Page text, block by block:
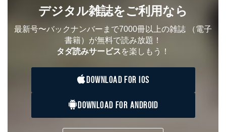
SNS公式アカウン
トに登録された方
の個人情報
当社のサービス利用状況の把握お
お問い合わせ対応、トラブル対
処、オペレーター教育など応対品
質向上のため
ー等にて公表する利用目的達成の
ため
※上記の利用目的のうちNo.1～5については保有個人デ
ータ（開示対象個人情報）の利用目的であり、下記4.の
開示等のご請求に対応させていただきます。
なお、6、7については、パートナー（提携企業）様又は
各SNS運営会社様にご請求いただきますようお願い致し
デジタル雑誌をご利用なら
最新号〜バックナンバーまで7000冊以上の雑誌 （電子
書籍）が無料で読み放題！
タダ読みサービスを楽しもう！
DOWNLOAD FOR IOS
DOWNLOAD FOR ANDROID